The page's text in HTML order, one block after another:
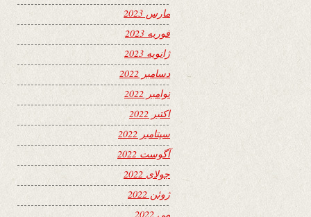
مارس 2023
فوریه 2023
ژانویه 2023
دسامبر 2022
نوامبر 2022
اکتبر 2022
سپتامبر 2022
آگوست 2022
جولای 2022
ژوئن 2022
می 2022